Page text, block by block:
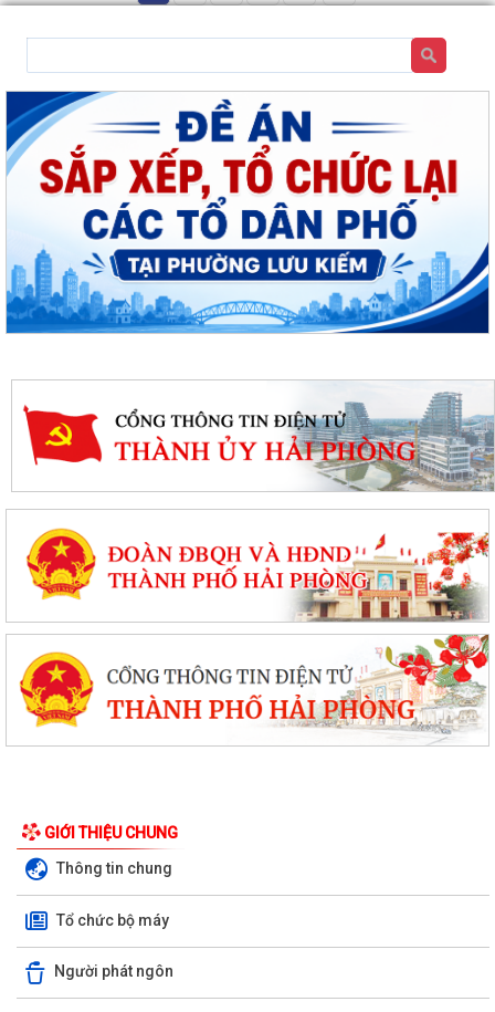
GIỚI THIỆU CHUNG
Thông tin chung
Tổ chức bộ máy
Người phát ngôn